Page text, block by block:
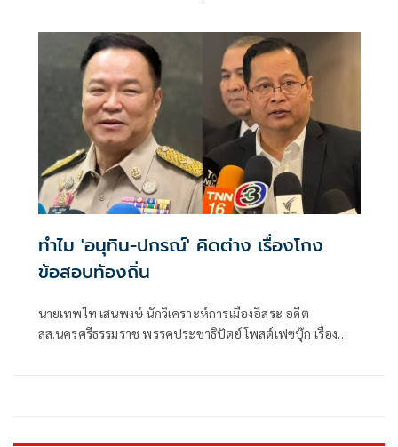
ทำไม 'อนุทิน-ปกรณ์' คิดต่าง เรื่องโกง
ข้อสอบท้องถิ่น
นายเทพไท เสนพงษ์ นักวิเคราะห์การเมืองอิสระ อดีต
สส.นครศรีธรรมราช พรรคประชาธิปัตย์ โพสต์เฟซบุ๊ก เรื่อง